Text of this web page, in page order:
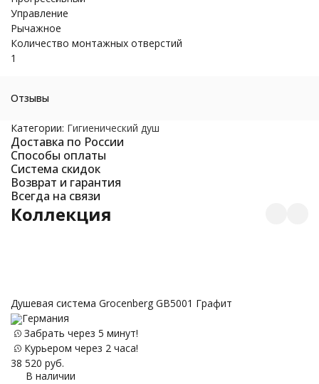
Управление
Рычажное
Количество монтажных отверстий
1
Отзывы
Категории: Гигиенический душ
Доставка по России
Способы оплаты
Система скидок
Возврат и гарантия
Всегда на связи
Коллекция
Душевая система Grocenberg GB5001 Графит
Германия
Забрать через 5 минут!
Курьером через 2 часа!
38 520 руб.
В наличии